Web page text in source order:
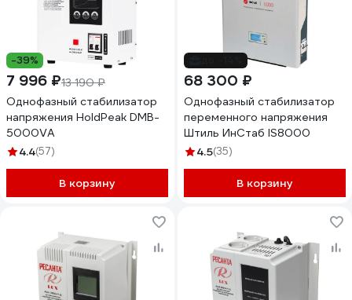
-39%
7 996 ₽13 190 ₽
Однофазный стабилизатор
напряжения HoldPeak DMB-
5000VA
4.4(57)
В корзину
68 300 ₽
Однофазный стабилизатор
переменного напряжения
Штиль ИнСтаб IS8000
4.5(35)
В корзину